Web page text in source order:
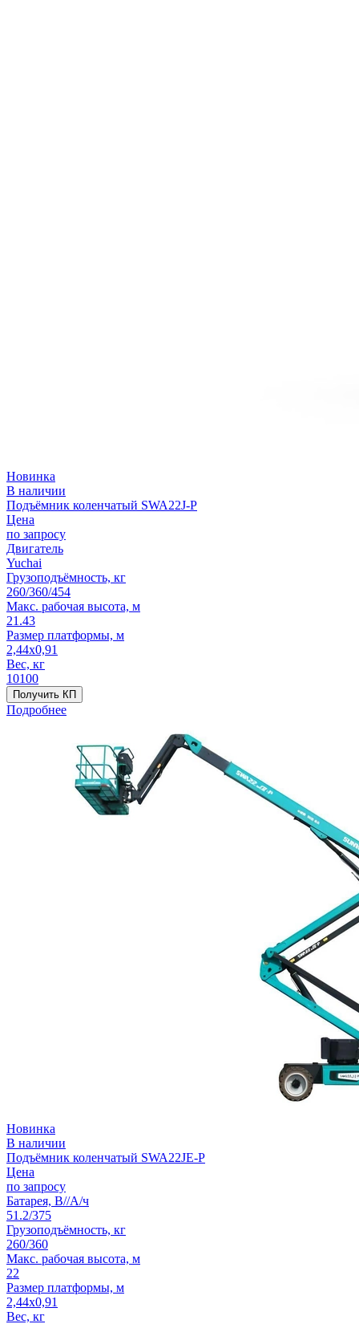
Новинка
В наличии
Подъёмник коленчатый SWA22J-P
Цена
по запросу
Двигатель
Yuchai
Грузоподъёмность, кг
260/360/454
Макс. рабочая высота, м
21.43
Размер платформы, м
2,44x0,91
Вес, кг
10100
Получить КП
Подробнее
Новинка
В наличии
Подъёмник коленчатый SWA22JE-P
Цена
по запросу
Батарея, В//А/ч
51.2/375
Грузоподъёмность, кг
260/360
Макс. рабочая высота, м
22
Размер платформы, м
2,44x0,91
Вес, кг